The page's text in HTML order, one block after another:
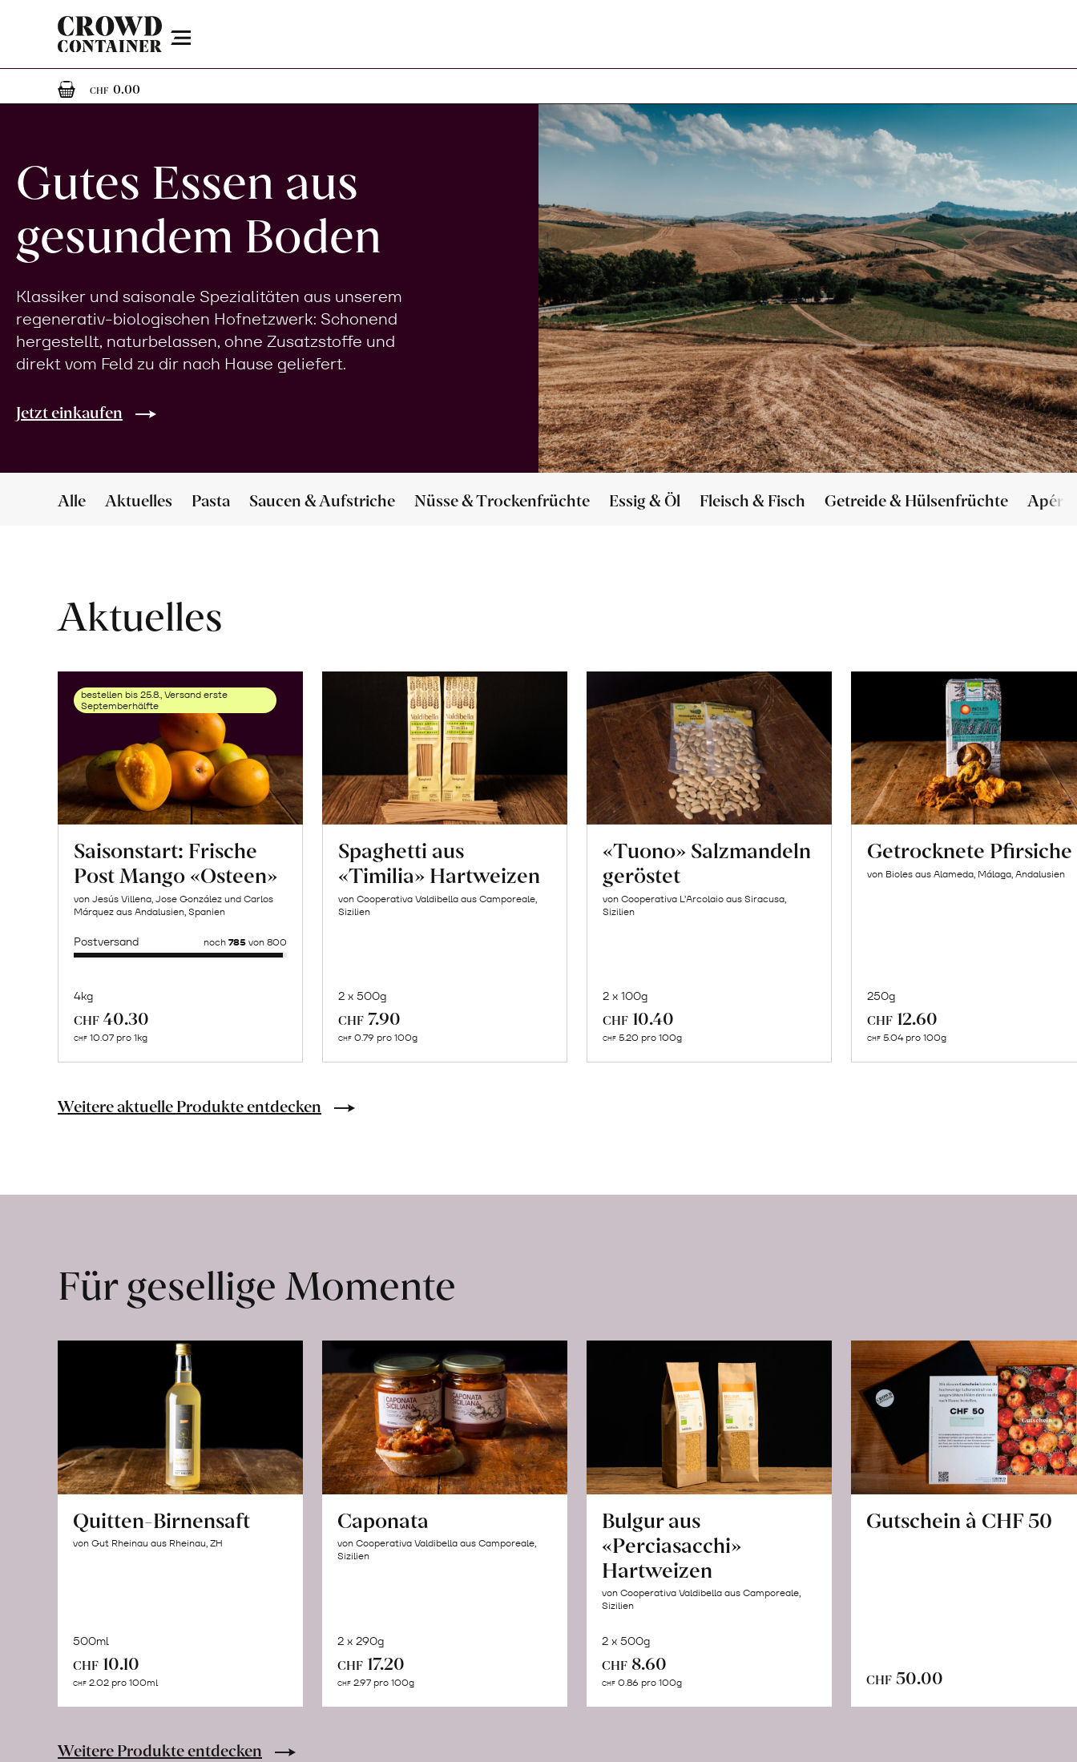
Menu
CHF 0.000 Artikel im Warenkorb
Gutes Essen aus
gesundem Boden
Klassiker und saisonale Spezialitäten aus unserem
regenerativ-biologischen Hofnetzwerk: Schonend
hergestellt, naturbelassen, ohne Zusatzstoffe und
direkt vom Feld zu dir nach Hause geliefert.
Jetzt einkaufen
Alle Aktuelles Pasta Saucen & Aufstriche Nüsse & Trockenfrüchte Essig & Öl Fleisch & Fisch Getreide & Hülsenfrüchte Apéro
Aktuelles
bestellen bis 25.8., Versand erste
Septemberhälfte
Saisonstart: Frische
Post Mango «Osteen»
von Jesús Villena, Jose González und Carlos
Márquez aus Andalusien, Spanien
Postversand noch 785von 800
4kg
CHF 40.30
CHF 10.07 pro 1kg
Naturbelassene
Lebensmittel
ab
Spaghetti aus
«Timilia» Hartweizen
von Cooperativa Valdibella aus Camporeale,
Sizilien
2 x 500g
CHF 7.90
CHF 0.79 pro 100g
«Tuono» Salzmandeln
geröstet
von Cooperativa L’Arcolaio aus Siracusa,
Sizilien
2 x 100g
CHF 10.40
CHF 5.20 pro 100g
Getrocknete Pfirsiche
von Bioles aus Alameda, Málaga, Andalusien
250g
CHF 12.60
CHF 5.04 pro 100g
Weitere aktuelle Produkte entdecken
Für gesellige Momente
Quitten-Birnensaft
von Gut Rheinau aus Rheinau, ZH
500ml
CHF 10.10
CHF 2.02 pro 100ml
Caponata
von Cooperativa Valdibella aus Camporeale,
Sizilien
2 x 290g
CHF 17.20
CHF 2.97 pro 100g
Bulgur aus
«Perciasacchi»
Hartweizen
von Cooperativa Valdibella aus Camporeale,
Sizilien
2 x 500g
CHF 8.60
CHF 0.86 pro 100g
Gutschein à CHF 50
CHF 50.00
Warenkorb
Weitere Produkte entdecken